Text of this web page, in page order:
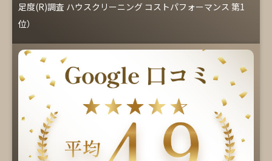
足度(R)調査 ハウスクリーニング コストパフォーマンス 第1
位）